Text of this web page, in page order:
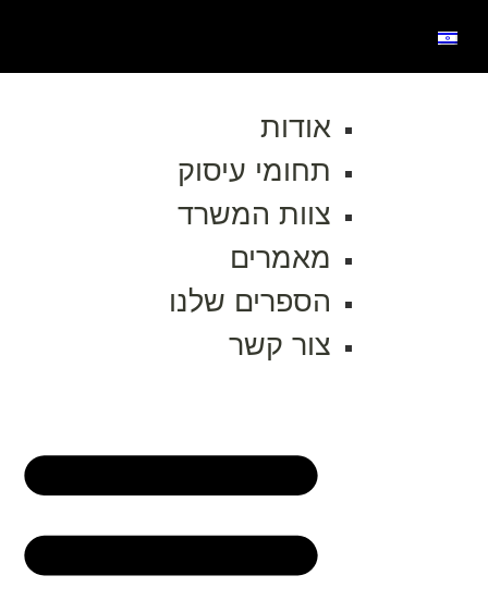
אודות
תחומי עיסוק
צוות המשרד
מאמרים
הספרים שלנו
צור קשר